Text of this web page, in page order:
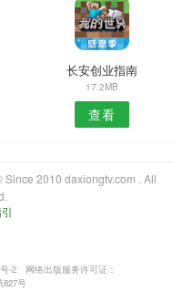
长安创业指南
17.2MB
查看
2010 daxiongtv.com . All
-2
网络出版服务许可证：
827号